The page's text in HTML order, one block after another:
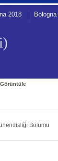
2018
Görüntüle
Bölümü